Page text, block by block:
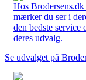
Hos
mærker du ser i
den bedste
deres udvalg.
Se udvalget på